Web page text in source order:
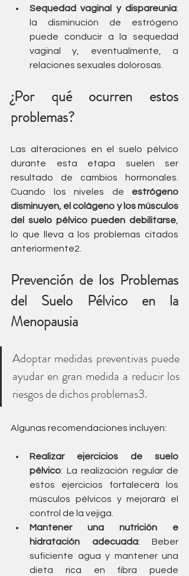
Sequedad vaginal y dispareunia:
la disminución de estrógeno
puede conducir a la sequedad
vaginal y, eventualmente, a
relaciones sexuales dolorosas.
¿Por qué ocurren estos
problemas?
Las alteraciones en el suelo pélvico
durante esta etapa suelen ser
resultado de cambios hormonales.
Cuando los niveles de estrógeno
disminuyen, el colágeno y los músculos
del suelo pélvico pueden debilitarse,
lo que lleva a los problemas citados
anteriormente2.
Prevención de los Problemas
del Suelo Pélvico en la
Menopausia
Adoptar medidas preventivas puede
ayudar en gran medida a reducir los
riesgos de dichos problemas3.
Algunas recomendaciones incluyen:
Realizar ejercicios de suelo
pélvico: La realización regular de
estos ejercicios fortalecerá los
músculos pélvicos y mejorará el
control de la vejiga.
Mantener una nutrición e
hidratación adecuada: Beber
suficiente agua y mantener una
dieta rica en fibra puede